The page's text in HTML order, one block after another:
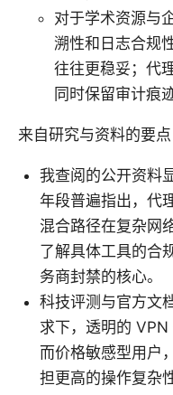
对于学术资源与
溯性和日志合规
往往更稳妥；代
同时保留审计痕迹
来自研究与资料的要点
我查阅的公开资料
年段普遍指出，代
混合路径在复杂网
了解具体工具的合
务商封禁的核心。
科技评测与官方文
求下，透明的 VPN
而价格敏感型用户
担更高的操作复杂性